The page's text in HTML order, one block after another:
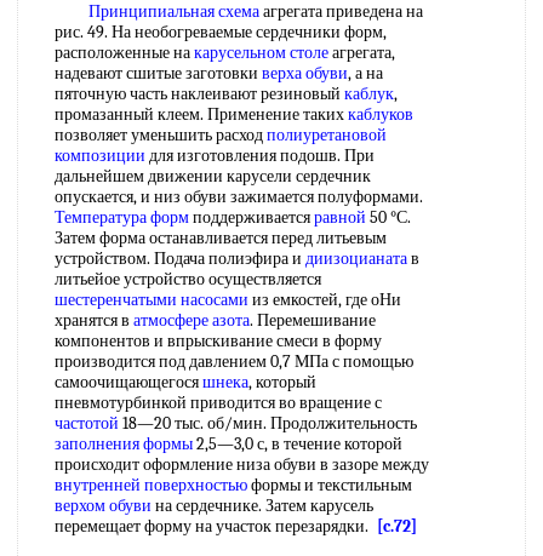
Принципиальная схемаагрегата приведена на
рис. 49. На необогреваемые сердечники форм,
расположенные накарусельном столеагрегата,
надевают сшитые заготовки верха обуви, а на
пяточную часть наклеивают резиновый каблук,
промазанный клеем. Применение такихкаблуков
позволяет уменьшить расходполиуретановой
композиции для изготовления подошв. При
дальнейшем движении карусели сердечник
опускается, и низ обуви зажимается полуформами.
Температура формподдерживаетсяравной 50 °С.
Затем форма останавливается перед литьевым
устройством. Подача полиэфира и диизоцианатав
литьейое устройство осуществляется
шестеренчатыми насосами из емкостей, где оНи
хранятся в атмосфере азота. Перемешивание
компонентов и впрыскивание смеси в форму
производится под давлением 0,7 МПа с помощью
самоочищающегосяшнека, который
пневмотурбинкой приводится во вращение с
частотой 18—20 тыс. об/мин. Продолжительность
заполнения формы2,5—3,0 с, в течение которой
происходит оформление низа обуви в зазоре между
внутренней поверхностьюформы и текстильным
верхом обуви на сердечнике. Затем карусель
перемещает форму на участок перезарядки.
[c.72]